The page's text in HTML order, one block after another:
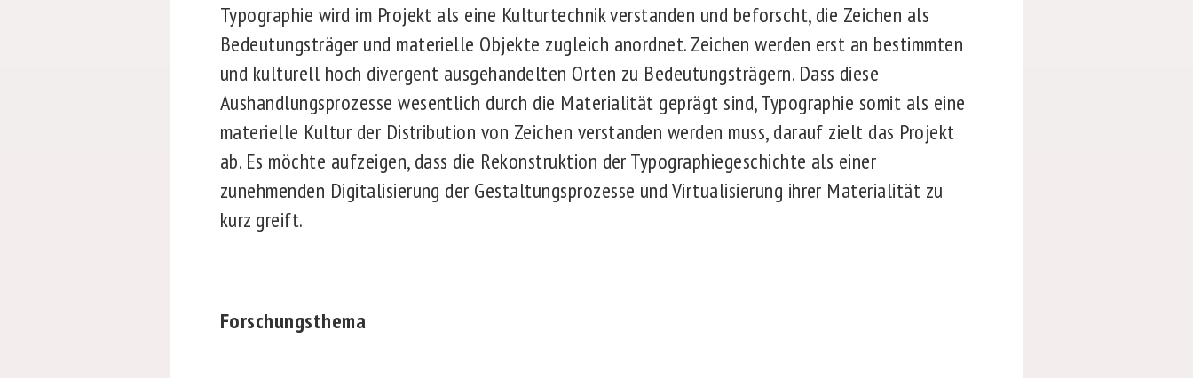
Typographie wird im Projekt als eine Kulturtechnik verstanden und beforscht, die Zeichen als
Bedeutungsträger und materielle Objekte zugleich anordnet. Zeichen werden erst an bestimmten
und kulturell hoch divergent ausgehandelten Orten zu Bedeutungsträgern. Dass diese
Aushandlungsprozesse wesentlich durch die Materialität geprägt sind, Typographie somit als eine
materielle Kultur der Distribution von Zeichen verstanden werden muss, darauf zielt das Projekt
ab. Es möchte aufzeigen, dass die Rekonstruktion der Typographiegeschichte als einer
zunehmenden Digitalisierung der Gestaltungsprozesse und Virtualisierung ihrer Materialität zu
kurz greift.
Forschungsthema